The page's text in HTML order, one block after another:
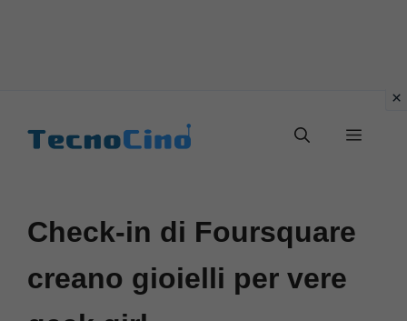
Menu
Check-in di Foursquare
creano gioielli per vere